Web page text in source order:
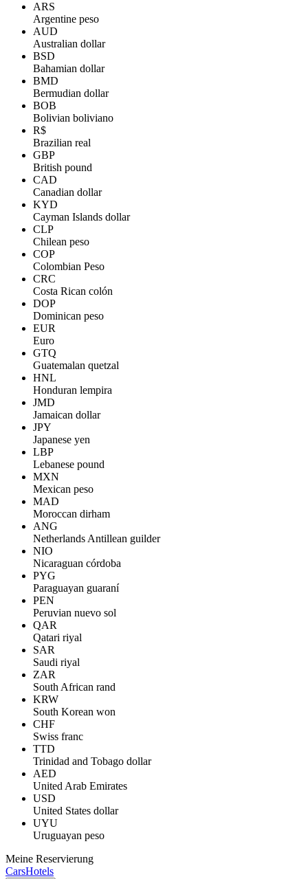
ARS
Argentine peso
AUD
Australian dollar
BSD
Bahamian dollar
BMD
Bermudian dollar
BOB
Bolivian boliviano
R$
Brazilian real
GBP
British pound
CAD
Canadian dollar
KYD
Cayman Islands dollar
CLP
Chilean peso
COP
Colombian Peso
CRC
Costa Rican colón
DOP
Dominican peso
EUR
Euro
GTQ
Guatemalan quetzal
HNL
Honduran lempira
JMD
Jamaican dollar
JPY
Japanese yen
LBP
Lebanese pound
MXN
Mexican peso
MAD
Moroccan dirham
ANG
Netherlands Antillean guilder
NIO
Nicaraguan córdoba
PYG
Paraguayan guaraní
PEN
Peruvian nuevo sol
QAR
Qatari riyal
SAR
Saudi riyal
ZAR
South African rand
KRW
South Korean won
CHF
Swiss franc
TTD
Trinidad and Tobago dollar
AED
United Arab Emirates
USD
United States dollar
UYU
Uruguayan peso
Meine Reservierung
CarsHotels